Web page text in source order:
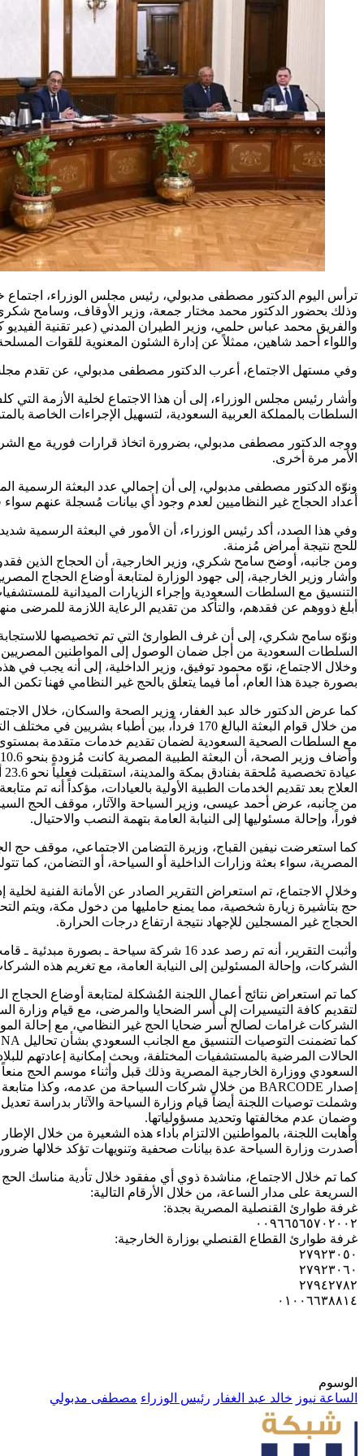
ترأس اليوم الدكتور مصطفى مدبولي، رئيس مجلس الوزراء، اجتماع
وذلك بحضور الدكتور محمد مختار جمعة، وزير الأوقاف، وسامح شكري،
والفريق محمد عباس حلمي، وزير الطيران المدني (عبر تقنية
واللواء أحمد شاهين، ممثلاً عن إدارة الشئون المعنوية للقوات
وفي مستهل الاجتماع، أعرب الدكتور مصطفى مدبولي، عن تقدم مجلس
وأشار رئيس مجلس الوزراء، إلى أن هذا الاجتماع لخلية الأزمة التي
السلطات بالمملكة العربية السعودية، لتسهيل الإجراءات الخاصة
ووجه الدكتور مصطفى مدبولي، بضرورة اتخاذ قرارات فورية مع
الأمر مرة أخرى.
أعداد الحجاج غير النظاميين لعدم وجود أي بيانات مُسجلة عنهم سواء
للحج نتيجة أمراض مُزمنة.
ومن جانبه، أوضح سامح شكري، وزير الخارجية، أن الحجاج الذين
وأشار وزير الخارجية، إلى جهود الوزارة لمتابعة أوضاع الحجاج
التنسيق مع السلطات السعودية وإجراء الزيارات الميدانية
أبلغ ذووهم عن فقدهم، والتأكد من تقديم الرعاية اللازمة
ونوّه سامح شكري، إلى أن غرف الطوارئ التي تم تخصيصها للاستجابة
السلطات السعودية من أجل ضمان الوصول إلى المواطنين
وخلال الاجتماع، نوّه محمود توفيق، وزير الداخلية، إلى أنه يجب
بصورة جيدة هذا العام، أما فيما يتعلق بالحج غير النظامي فهنا
كما عرض الدكتور خالد عبد الغفار، وزير الصحة والسكان، خلال
من خلال قوام البعثة البالغ 170 فرداً،
مع السلطات الصحية السعودية لضمان تقديم خدمات متقدمة
العلاج بعد تقديم الخدمات الطبية الأولية بالعيادات، مؤكداً أنه تم
من جانبه، عرض أحمد عيسى، وزير السياحة والآثار، موقف الحج
فوراً، وإحالة مسئوليها إلى النيابة العامة بتهمة النصب والاحتيال.
كما استعرضت نيفين القباج، وزيرة التضامن الاجتماعي، موقف حج
المصرية، سواء بعثة وزارات الداخلية أو السياحة، أو التضامن،
وخلال الاجتماع، تم استعراض التقرير الصادر عن الأمانة الفنية
حج بتأشيرة زيارة شخصية، مما يمنع حامليها من دخول مكة، ويتم
الحجاج غير المسجلين للإجهاد نتيجة ارتفاع درجات الحرارة.
وأثبت التقرير، أنه تم رصد عدد 16
الشركات، وإحالة المسئولين إلى النيابة العامة، مع تغريم هذه
كما تم استعراض نتائج أعمال اللجنة المُشكلة لمتابعة أوضاع
لتقديم كافة التيسيرات إلى أسر الضحايا والمرضى، مع قيام وزارة
الشركات غرامات لصالح أسر ضحايا الحج غير النظامي، مع إحالة
الحالات المرضية بالمستشفيات المختلفة، وبحث إمكانية إعادتهم
السعودي ووزارة الخارجية المصرية وذلك قبل وأثناء موسم الحج
إصدار BARCODE من خلال شركات السياحة من عدمه، وكذا متابعة التزام الشركات بتلك الإصدارات واتخاذ الإجراءات القانونية اللازمة تجاه الشركات المخالفة.
وضمان عدم مخالفتها وتحديد مسؤولياتها.
وأهابت اللجنة، بالمواطنين الالتزام بأداء هذه الشعيرة من خلال
أصدرت وزارة السياحة عدة بيانات صحفية وتنويهات تؤكد خلالها
كما تم خلال الاجتماع، مناشدة ذوي أي مفقود خلال تأدية مناسك
السريعة على مدار الساعة، من خلال الأرقام التالية:
غرفة طوارئ القنصلية المصرية بجدة:
٠٠٩٦٦٥٦٥٧٠٢٠٠٢
غرفة طوارئ القطاع القنصلي بوزارة الخارجية:
٢٧٩٢٣٠٥٠
٢٧٩٢٣٠٦٠
٢٧٩٤٢٧٨٢
٠١٠٠٦٦٣٨٨١٤
الوسوم
الساعة نيوز خالد عبد الغفار رئيس الوزراء مصطفى مدبولي